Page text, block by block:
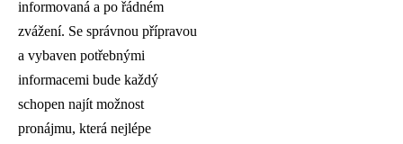
informovaná a po řádném
zvážení. Se správnou přípravou
a vybaven potřebnými
informacemi bude každý
schopen najít možnost
pronájmu, která nejlépe